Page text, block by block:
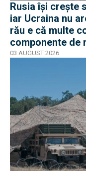
Rusia își crește
iar Ucraina nu
rău e că multe
componente de
sancțiuni în
03 AUGUST 2026